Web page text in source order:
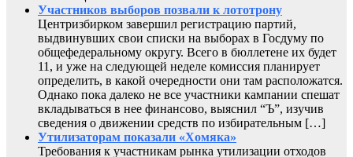
Участников выборов позвали к лототрону
Центризбирком завершил регистрацию партий,
выдвинувших свои списки на выборах в Госдуму по
общефедеральному округу. Всего в бюллетене их будет
11, и уже на следующей неделе комиссия планирует
определить, в какой очередности они там расположатся.
Однако пока далеко не все участники кампании спешат
вкладываться в нее финансово, выяснил “Ъ”, изучив
сведения о движении средств по избирательным […]
Утилизаторам показали «Хомяка»
Требования к участникам рынка утилизации отходов